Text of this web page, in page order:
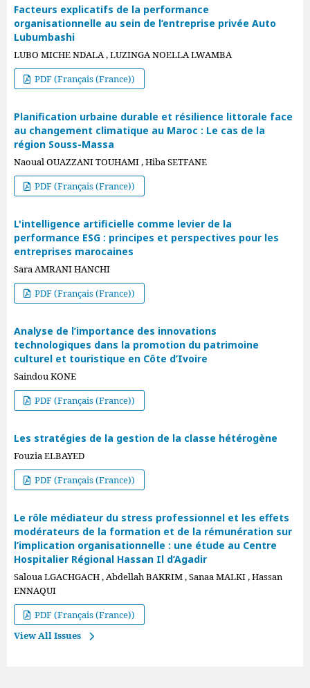
Facteurs explicatifs de la performance
organisationnelle au sein de l’entreprise privée Auto
Lubumbashi
LUBO MICHE NDALA , LUZINGA NOELLA LWAMBA
PDF (Français (France))
Planification urbaine durable et résilience littorale face
au changement climatique au Maroc : Le cas de la
région Souss-Massa
Naoual OUAZZANI TOUHAMI , Hiba SETFANE
PDF (Français (France))
L'intelligence artificielle comme levier de la
performance ESG : principes et perspectives pour les
entreprises marocaines
Sara AMRANI HANCHI
PDF (Français (France))
Analyse de l’importance des innovations
technologiques dans la promotion du patrimoine
culturel et touristique en Côte d’Ivoire
Saindou KONE
PDF (Français (France))
Les stratégies de la gestion de la classe hétérogène
Fouzia ELBAYED
PDF (Français (France))
Le rôle médiateur du stress professionnel et les effets
modérateurs de la formation et de la rémunération sur
l’implication organisationnelle : une étude au Centre
Hospitalier Régional Hassan Il d’Agadir
Saloua LGACHGACH , Abdellah BAKRIM , Sanaa MALKI , Hassan
ENNAQUI
PDF (Français (France))
View All Issues